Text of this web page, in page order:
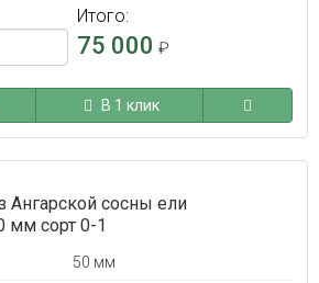
Итого:
75 000 ₽
В 1 клик
Ангарской сосны ели
мм сорт 0-1
50 мм